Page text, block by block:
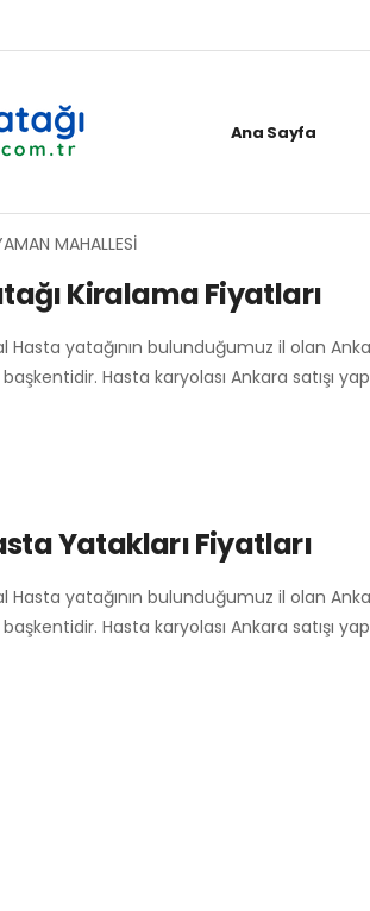
Ana Sayfa
MAHALLESİ
Kiralama Fiyatları
Hasta yatağının bulunduğumuz il olan
Hasta karyolası Ankara satışı
Yatakları Fiyatları
Hasta yatağının bulunduğumuz il olan
Hasta karyolası Ankara satışı